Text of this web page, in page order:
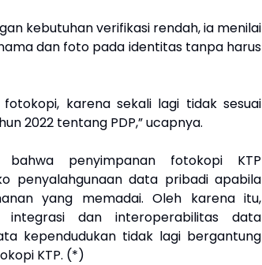
kebutuhan verifikasi rendah, ia menilai
dan foto pada identitas tanpa harus
karena sekali lagi tidak sesuai
2022 tentang PDP,” ucapnya.
bahwa penyimpanan fotokopi KTP
penyalahgunaan data pribadi apabila
yang memadai. Oleh karena itu,
integrasi dan interoperabilitas data
kependudukan tidak lagi bergantung
KTP. (*)